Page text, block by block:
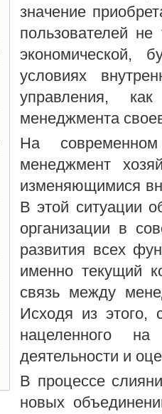
значение
пользователей не
экономической,
условиях
управления,
менеджмента
На
менеджмент
изменяющимися
В этой ситуации
организации в
развития всех
именно текущий
связь между
Исходя из этого,
нацеленного
деятельности и
В процессе
новых